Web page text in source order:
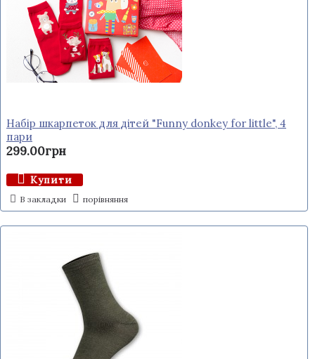
Набір шкарпеток для дітей "Funny donkey for little", 4
пари
299.00грн
Купити
В закладки порівняння